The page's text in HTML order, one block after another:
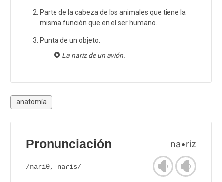
Parte de la cabeza de los animales que tiene la
misma función que en el ser humano.
Punta de un objeto.
La nariz de un avión.
anatomía
Pronunciación na•riz
/naɾiθ, naɾis/